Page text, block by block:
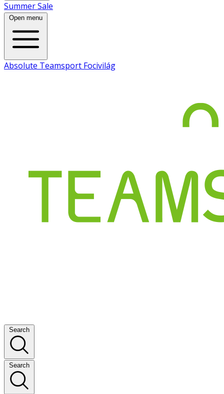
Summer Sale
Open menu
Absolute Teamsport Focivilág
Search
Search